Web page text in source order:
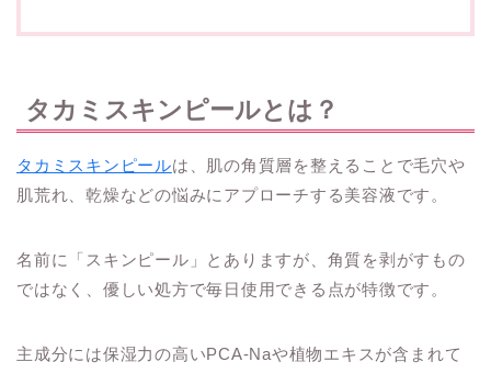
タカミスキンピールとは？
タカミスキンピールは、肌の角質層を整えることで毛穴や
肌荒れ、乾燥などの悩みにアプローチする美容液です。
名前に「スキンピール」とありますが、角質を剥がすもの
ではなく、優しい処方で毎日使用できる点が特徴です。
主成分には保湿力の高いPCA-Naや植物エキスが含まれて